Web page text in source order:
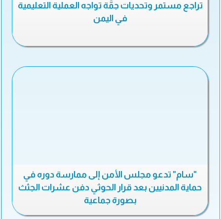
تراجع مستمر وتحديات جمَّة تواجه العملية التعليمية
في اليمن
"سام" تدعو مجلس الأمن إلى ممارسة دوره في
حماية المدنيين بعد قرار الحوثي دفن عشرات الجثث
بصورة جماعية